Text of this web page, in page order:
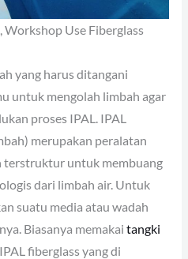
Workshop Use Fiberglass
yang harus ditangani
untuk mengolah limbah agar
proses IPAL. IPAL
merupakan peralatan
terstruktur untuk membuang
dari limbah air. Untuk
suatu media atau wadah
Biasanya memakai tangki
fiberglass yang di